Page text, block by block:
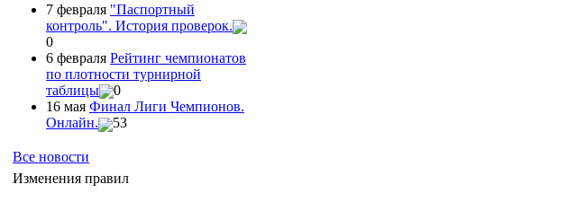
7 февраля "Паспортный
контроль". История проверок.
0
6 февраля Рейтинг чемпионатов
по плотности турнирной
таблицы
0
16 мая Финал Лиги Чемпионов.
Онлайн.
53
Все новости
Изменения правил